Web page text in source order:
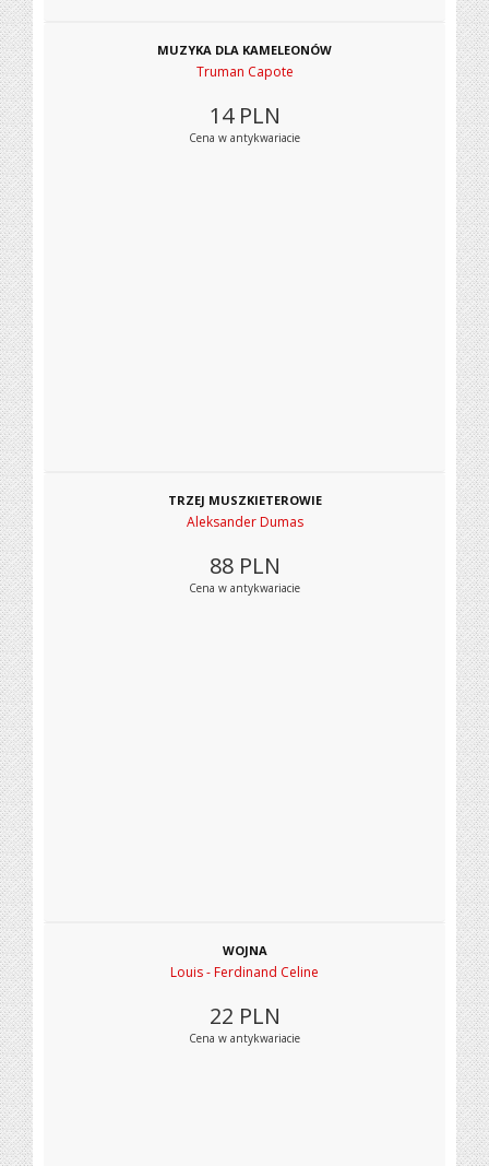
MUZYKA DLA KAMELEONÓW
Truman Capote
14 PLN
Cena w antykwariacie
TRZEJ MUSZKIETEROWIE
Aleksander Dumas
88 PLN
Cena w antykwariacie
WOJNA
Louis - Ferdinand Celine
22 PLN
Cena w antykwariacie